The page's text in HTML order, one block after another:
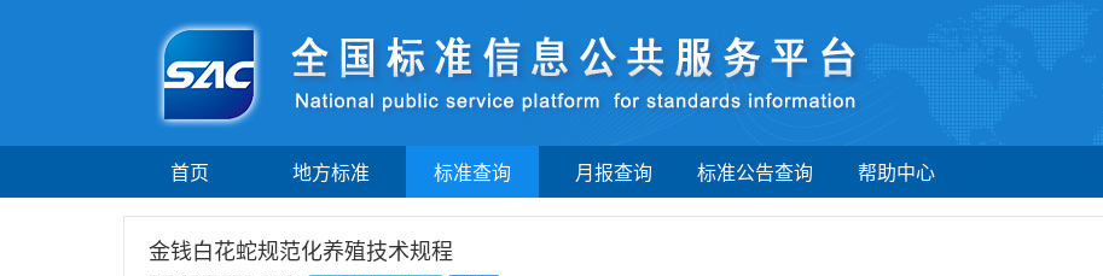
首页 地方标准 标准查询 月报查询 标准公告查询 帮助中心
金钱白花蛇规范化养殖技术规程